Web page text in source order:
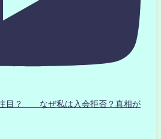
注目？ なぜ私は入会拒否？真相が